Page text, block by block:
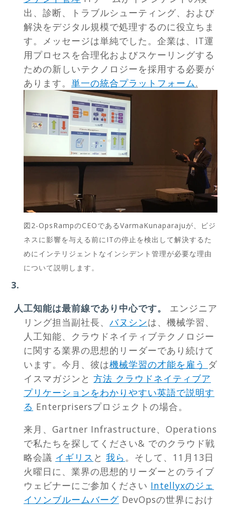
出、診断、トラブルシューティング、および
解決をデジタル規模で処理するのに役立ちま
す。メッセージは単純でした。企業は、IT運
用プロセスを合理化およびスケーリングする
ための新しいテクノロジーを採用する必要が
あります。 単一の統合プラットフォーム.
図2-OpsRampのCEOであるVarmaKunaparajuが、ビジ
ネスに影響を与える前にITの停止を検出して解決するた
めにインテリジェントなインシデント管理が必要な理由
について説明します。
人工知能は最前線であり中心です。 エンジニア
リング担当副社長、 バヌシンは、機械学習、
人工知能、クラウドネイティブテクノロジー
に関する業界の思想的リーダーであり続けて
います。今月、彼は機械学習の才能を雇う ダ
イスマガジンと 方法 クラウドネイティブア
プリケーションをわかりやすい英語で説明す
る Enterprisersプロジェクトの場合。
来月、Gartner Infrastructure、Operations
で私たちを探してください& でのクラウド戦
略会議 イギリス と 我ら 。そして、11月13日
火曜日に、業界の思想的リーダーとのライブ
ウェビナーにご参加ください Intellyxのジェ
イソンブルームバーグ DevOpsの世界におけ